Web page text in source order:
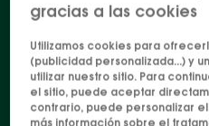
Todos nuestros
gracias a las cookies
Utilizamos cookies para
(publicidad personalizada...) y
utilizar nuestro sitio. Para
el sitio, puede aceptar
contrario, puede personalizar
más información sobre el